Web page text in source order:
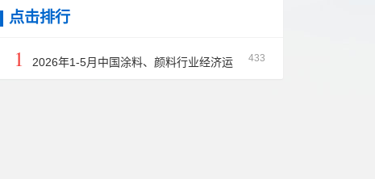
点击排行
433
1
2026年1-5月中国涂料、颜料行业经济运